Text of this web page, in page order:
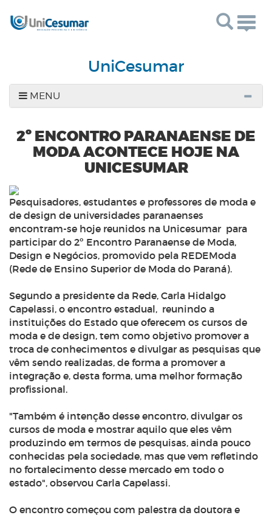
UniCesumar
MENU
2º ENCONTRO PARANAENSE DE
MODA ACONTECE HOJE NA
UNICESUMAR
Pesquisadores, estudantes e professores de moda e
de design de universidades paranaenses
encontram-se hoje reunidos na Unicesumar para
participar do 2º Encontro Paranaense de Moda,
Design e Negócios, promovido pela REDEModa
(Rede de Ensino Superior de Moda do Paraná).
Segundo a presidente da Rede, Carla Hidalgo
Capelassi, o encontro estadual, reunindo a
instituições do Estado que oferecem os cursos de
moda e de design, tem como objetivo promover a
troca de conhecimentos e divulgar as pesquisas que
vêm sendo realizadas, de forma a promover a
integração e, desta forma, uma melhor formação
profissional.
"Também é intenção desse encontro, divulgar os
cursos de moda e mostrar aquilo que eles vêm
produzindo em termos de pesquisas, ainda pouco
conhecidas pela sociedade, mas que vem refletindo
no fortalecimento desse mercado em todo o
estado", observou Carla Capelassi.
O encontro começou com palestra da doutora e